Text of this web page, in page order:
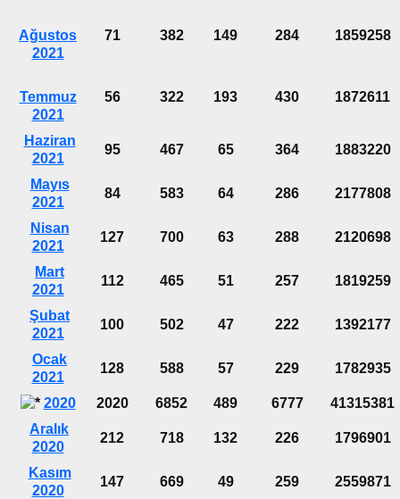
Ağustos
2021
71 382 149 284 1859258
Temmuz
2021
56 322 193 430 1872611
Haziran
2021
95 467 65 364 1883220
Mayıs
2021
84 583 64 286 2177808
Nisan
2021
127 700 63 288 2120698
Mart
2021
112 465 51 257 1819259
Şubat
2021
100 502 47 222 1392177
Ocak
2021
128 588 57 229 1782935
2020 2020 6852 489 6777
41315381
Aralık
2020
212 718 132 226 1796901
Kasım
2020
147 669 49 259 2559871